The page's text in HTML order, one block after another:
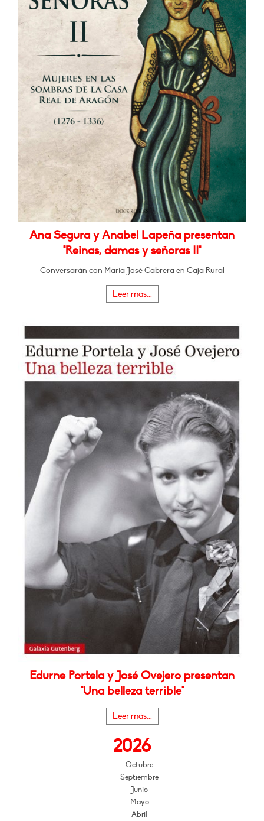
Ana Segura y Anabel Lapeña presentan
"Reinas, damas y señoras II"
Conversarán con Maria José Cabrera en Caja Rural
Leer más...
Edurne Portela y José Ovejero presentan
"Una belleza terrible"
Leer más...
2026
Octubre
Septiembre
Junio
Mayo
Abril